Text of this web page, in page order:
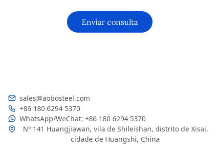
Nº 141 Huangjiawan, vila de Shileishan, distrito de Xisai,
cidade de Huangshi, China
+86 180 6294 5370
WhatsApp/WeChat: +86 180 6294 5370
sales@aobosteel.com